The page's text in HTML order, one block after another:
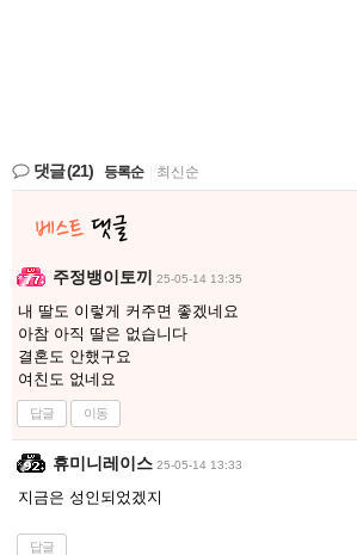
댓글(21) 등록순 최신순
주정뱅이토끼 25-05-14 13:35
내 딸도 이렇게 커주면 좋겠네요
아참 아직 딸은 없습니다
결혼도 안했구요
여친도 없네요
답글 이동
휴미니레이스 25-05-14 13:33
지금은 성인되었겠지
답글